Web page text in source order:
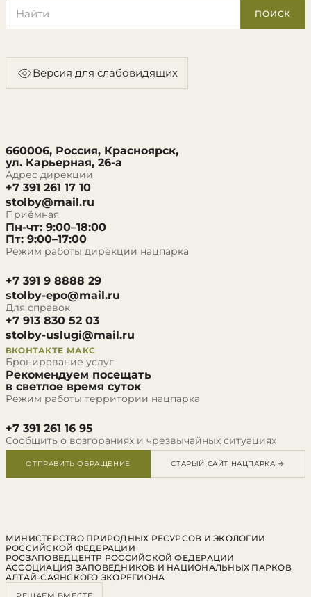
ПОИСК
Версия для слабовидящих
660006, Россия, Красноярск,
ул. Карьерная, 26-а
Адрес дирекции
+7 391 261 17 10
stolby@mail.ru
Приёмная
Пн-чт: 9:00–18:00
Пт: 9:00–17:00
Режим работы дирекции нацпарка
+7 391 9 8888 29
stolby-epo@mail.ru
Для справок
+7 913 830 52 03
stolby-uslugi@mail.ru
ВКОНТАКТЕ МАКС
Бронирование услуг
Рекомендуем посещать
в светлое время суток
Режим работы территории нацпарка
+7 391 261 16 95
Сообщить о возгораниях и чрезвычайных ситуациях
ОТПРАВИТЬ ОБРАЩЕНИЕ СТАРЫЙ САЙТ НАЦПАРКА →
МИНИСТЕРСТВО ПРИРОДНЫХ РЕСУРСОВ И ЭКОЛОГИИ
РОССИЙСКОЙ ФЕДЕРАЦИИ
РОСЗАПОВЕДЦЕНТР РОССИЙСКОЙ ФЕДЕРАЦИИ
АССОЦИАЦИЯ ЗАПОВЕДНИКОВ И НАЦИОНАЛЬНЫХ ПАРКОВ
АЛТАЙ-САЯНСКОГО ЭКОРЕГИОНА